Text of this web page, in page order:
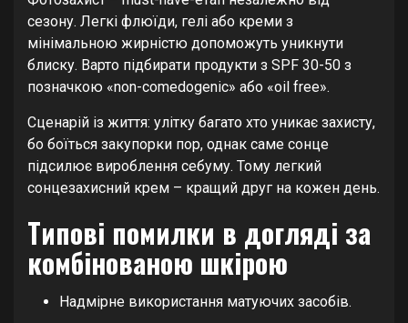
сезону. Легкі флюїди, гелі або креми з
мінімальною жирністю допоможуть уникнути
блиску. Варто підбирати продукти з SPF 30-50 з
позначкою «non-comedogenic» або «oil free».
Сценарій із життя: улітку багато хто уникає захисту,
бо боїться закупорки пор, однак саме сонце
підсилює вироблення себуму. Тому легкий
сонцезахисний крем – кращий друг на кожен день.
Типові помилки в догляді за
комбінованою шкірою
Надмірне використання матуючих засобів.